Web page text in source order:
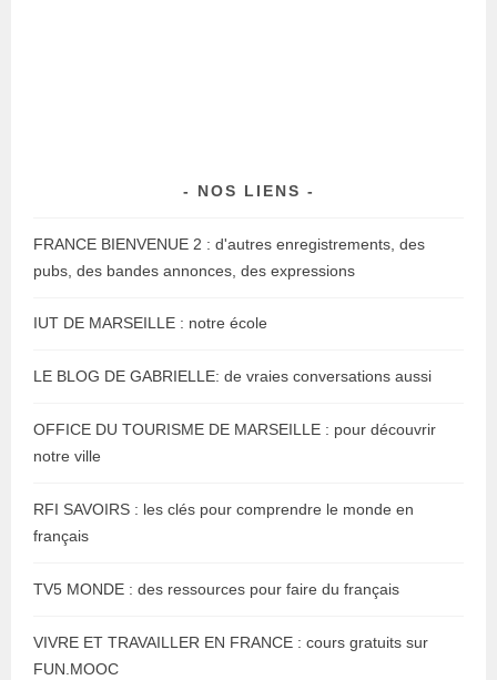
NOS LIENS
FRANCE BIENVENUE 2 : d'autres enregistrements, des
pubs, des bandes annonces, des expressions
IUT DE MARSEILLE : notre école
LE BLOG DE GABRIELLE: de vraies conversations aussi
OFFICE DU TOURISME DE MARSEILLE : pour découvrir
notre ville
RFI SAVOIRS : les clés pour comprendre le monde en
français
TV5 MONDE : des ressources pour faire du français
VIVRE ET TRAVAILLER EN FRANCE : cours gratuits sur
FUN.MOOC